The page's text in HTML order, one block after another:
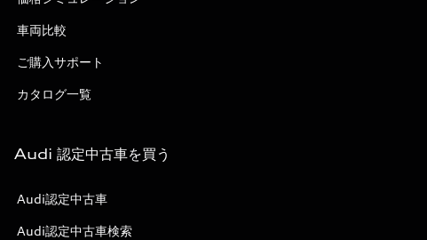
車両比較
ご購入サポート
カタログ一覧
Audi 認定中古車を買う
Audi認定中古車
Audi認定中古車検索